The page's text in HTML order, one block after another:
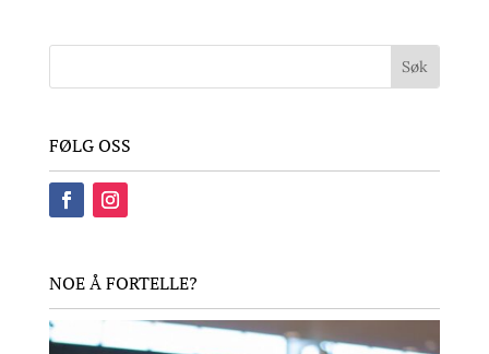
FØLG OSS
NOE Å FORTELLE?